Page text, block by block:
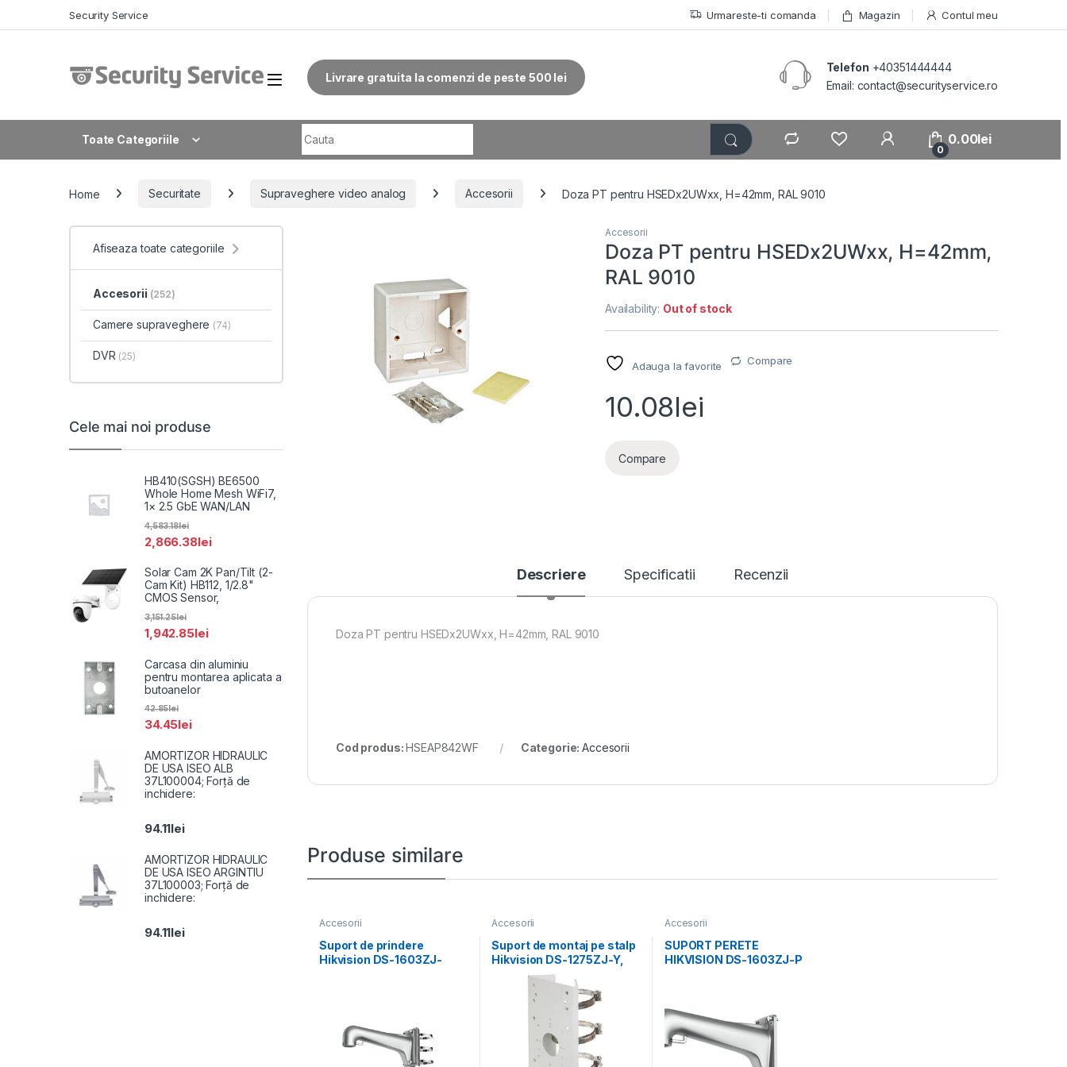
Security Service Urmareste-ti comanda Magazin Contul meu
Livrare gratuita la comenzi de peste 500 lei
Telefon +40351444444
Email: contact@securityservice.ro
Toate Categoriile
0
0.00lei
Home Securitate Supraveghere video analog Accesorii Doza PT pentru HSEDx2UWxx, H=42mm, RAL 9010
Accesorii
Doza PT pentru HSEDx2UWxx, H=42mm,
RAL 9010
Availability: Out of stock
Adauga la favorite Compare
10.08lei
Compare
Descriere Specificatii Recenzii
Doza PT pentru HSEDx2UWxx, H=42mm, RAL 9010
Cod produs:HSEAP842WF Categorie:Accesorii
Produse similare
Accesorii
Suport de prindere
Hikvision DS-1603ZJ-
Accesorii
Suport de montaj pe stalp
Hikvision DS-1275ZJ-Y,
dimensiuni: 67 mm
Accesorii
SUPORT PERETE
HIKVISION DS-1603ZJ-P
Afiseaza toate categoriile
Accesorii (252)
Camere supraveghere (74)
DVR (25)
Cele mai noi produse
HB410(SGSH) BE6500
Whole Home Mesh WiFi7,
1× 2.5 GbE WAN/LAN
2,866.38lei
4,583.18lei
Solar Cam 2K Pan/Tilt (2-
Cam Kit) HB112, 1/2.8"
CMOS Sensor,
1,942.85lei
3,151.25lei
Carcasa din aluminiu
pentru montarea aplicata a
butoanelor
34.45lei
42.85lei
AMORTIZOR HIDRAULIC
DE USA ISEO ALB
37L100004; Forță de
inchidere:
94.11lei
AMORTIZOR HIDRAULIC
DE USA ISEO ARGINTIU
37L100003; Forță de
inchidere:
94.11lei